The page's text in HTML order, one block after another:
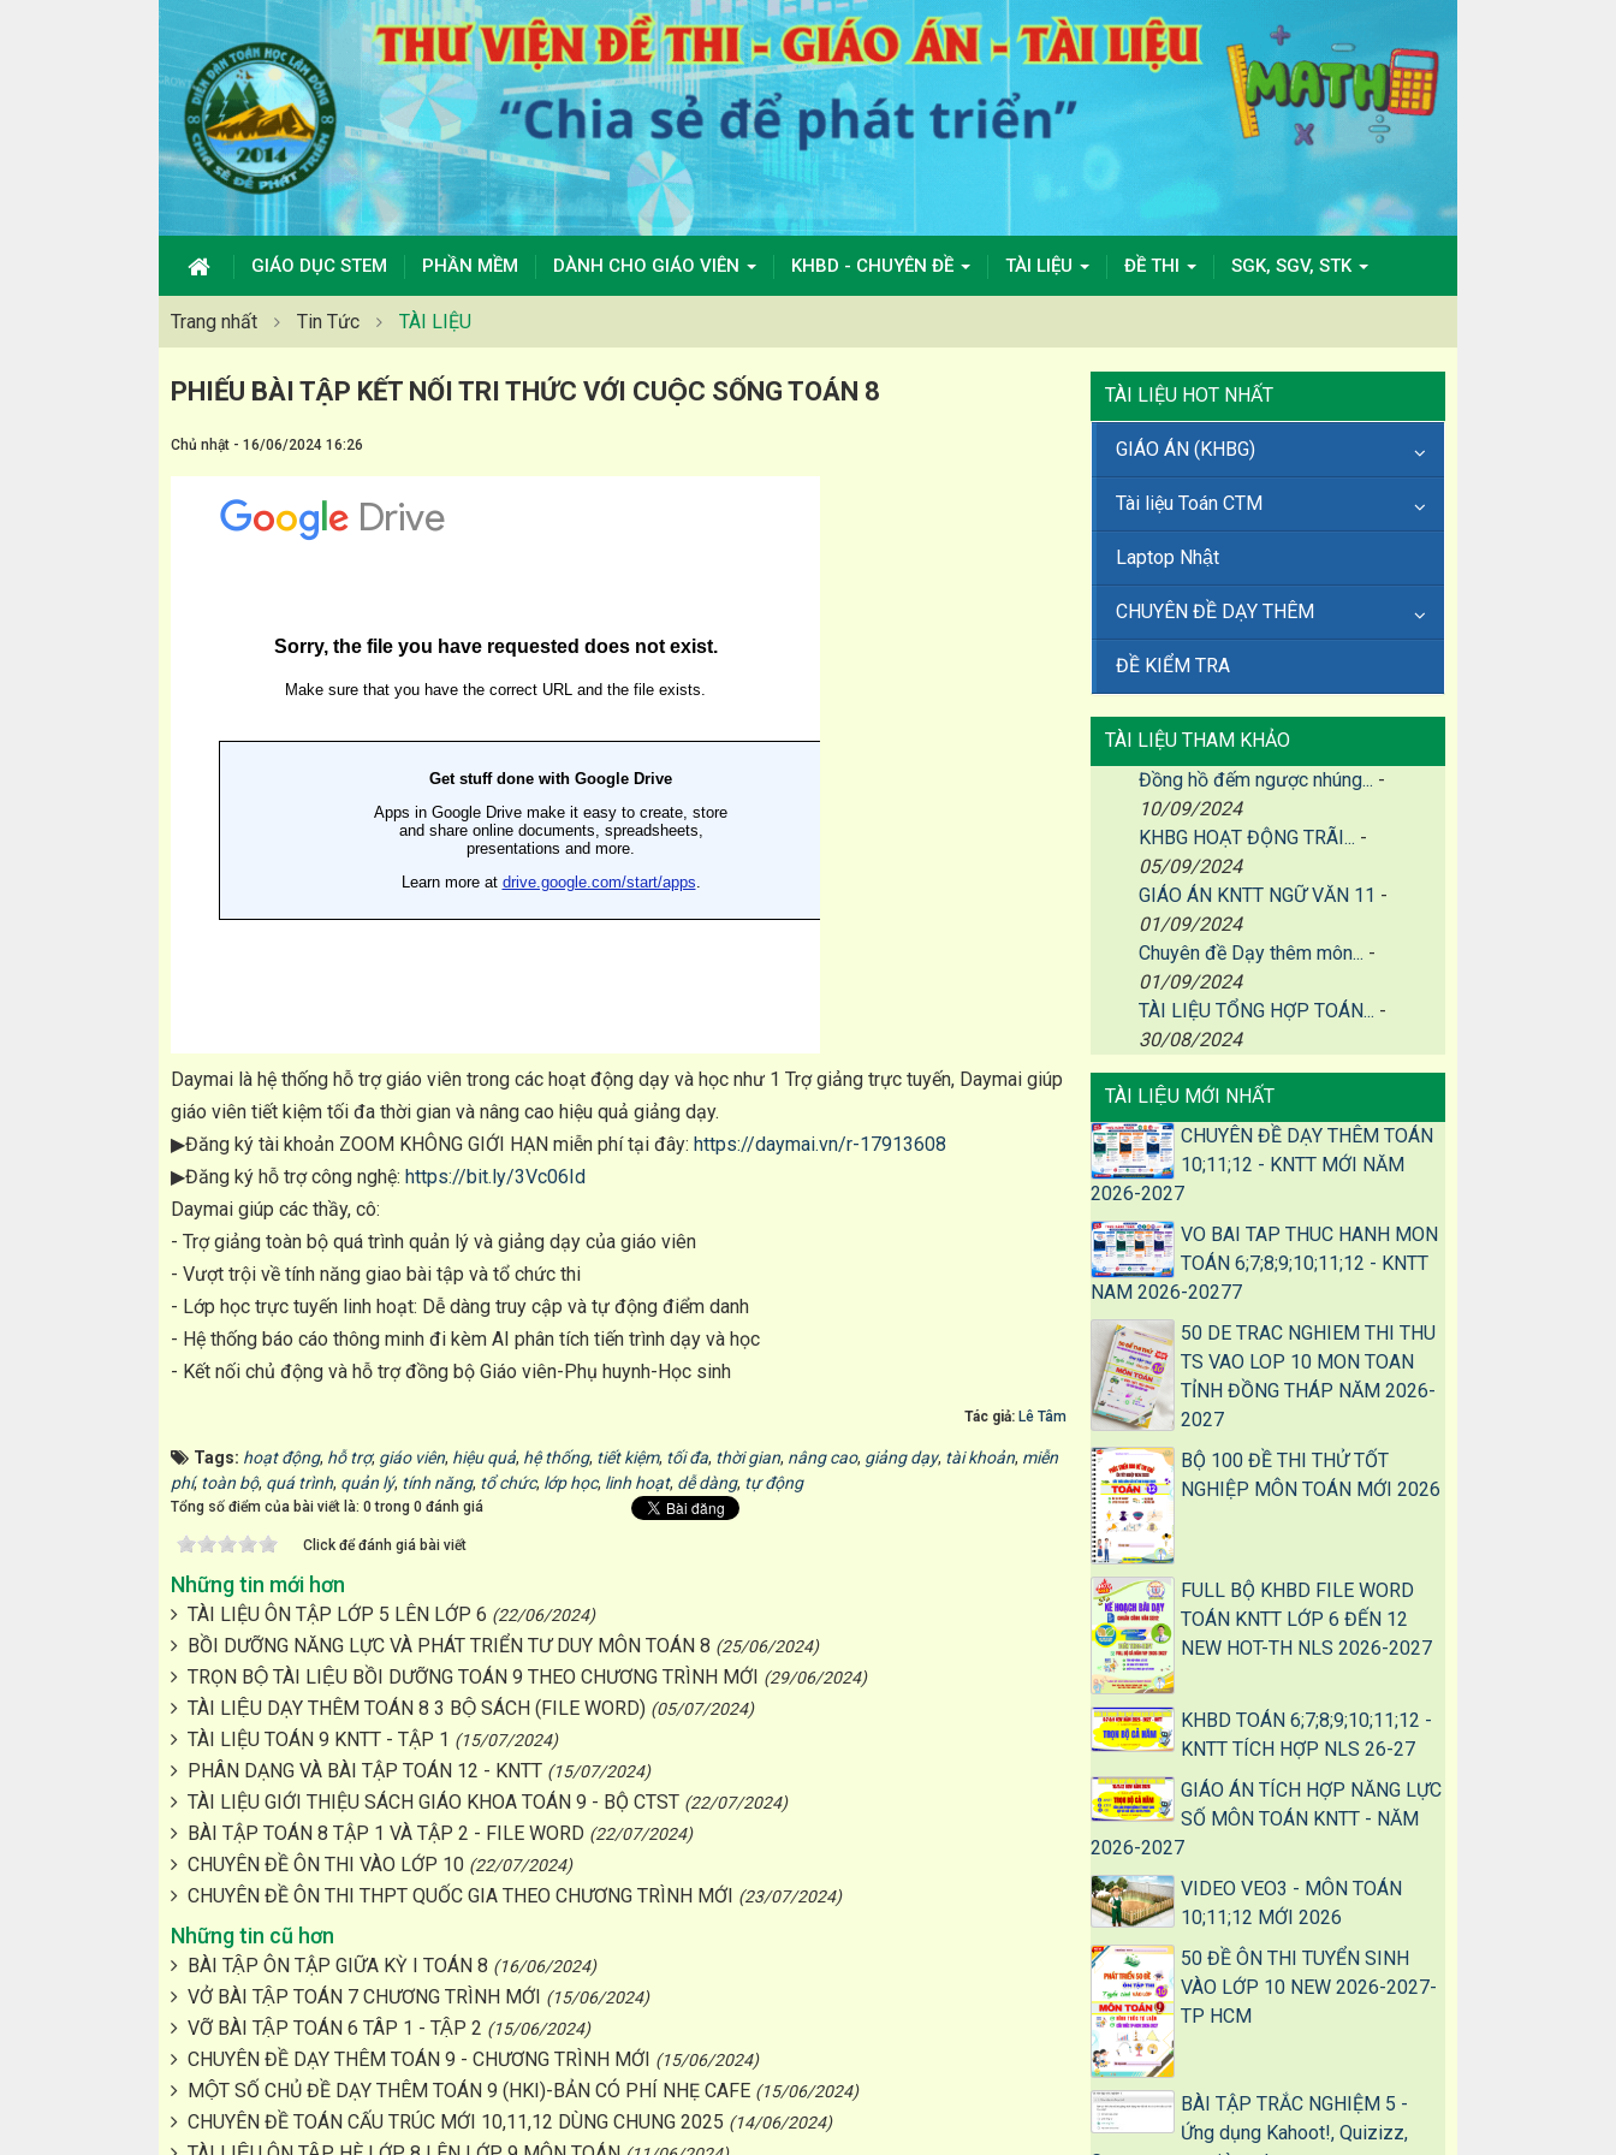
GIÁO DỤC STEM PHẦN MỀM DÀNH CHO GIÁO VIÊN KHBD - CHUYÊN ĐỀ TÀI LIỆU ĐỀ THI SGK, SGV, STK
Trang nhất Tin Tức TÀI LIỆU
PHIẾU BÀI TẬP KẾT NỐI TRI THỨC VỚI CUỘC SỐNG TOÁN 8
Chủ nhật - 16/06/2024 16:26
Daymai là hệ thống hỗ trợ giáo viên trong các hoạt động dạy và học như 1 Trợ giảng trực tuyến, Daymai giúp
giáo viên tiết kiệm tối đa thời gian và nâng cao hiệu quả giảng dạy.
▶Đăng ký tài khoản ZOOM KHÔNG GIỚI HẠN miễn phí tại đây: https://daymai.vn/r-17913608
▶Đăng ký hỗ trợ công nghệ: https://bit.ly/3Vc06Id
Daymai giúp các thầy, cô:
- Trợ giảng toàn bộ quá trình quản lý và giảng dạy của giáo viên
- Vượt trội về tính năng giao bài tập và tổ chức thi
- Lớp học trực tuyến linh hoạt: Dễ dàng truy cập và tự động điểm danh
- Hệ thống báo cáo thông minh đi kèm AI phân tích tiến trình dạy và học
- Kết nối chủ động và hỗ trợ đồng bộ Giáo viên-Phụ huynh-Học sinh
Tác giả: Lê Tâm
Tags: hoạt động, hỗ trợ, giáo viên, hiệu quả, hệ thống, tiết kiệm, tối đa, thời gian, nâng cao, giảng dạy, tài khoản, miễn
phí,toàn bộ, quá trình, quản lý, tính năng, tổ chức, lớp học, linh hoạt, dễ dàng, tự động
Tổng số điểm của bài viết là: 0 trong 0 đánh giá
Click để đánh giá bài viết
Những tin mới hơn
TÀI LIỆU ÔN TẬP LỚP 5 LÊN LỚP 6 (22/06/2024)
BỒI DƯỠNG NĂNG LỰC VÀ PHÁT TRIỂN TƯ DUY MÔN TOÁN 8 (25/06/2024)
TRỌN BỘ TÀI LIỆU BỒI DƯỠNG TOÁN 9 THEO CHƯƠNG TRÌNH MỚI (29/06/2024)
TÀI LIỆU DẠY THÊM TOÁN 8 3 BỘ SÁCH (FILE WORD) (05/07/2024)
TÀI LIỆU TOÁN 9 KNTT - TẬP 1 (15/07/2024)
PHÂN DẠNG VÀ BÀI TẬP TOÁN 12 - KNTT (15/07/2024)
TÀI LIỆU GIỚI THIỆU SÁCH GIÁO KHOA TOÁN 9 - BỘ CTST (22/07/2024)
BÀI TẬP TOÁN 8 TẬP 1 VÀ TẬP 2 - FILE WORD (22/07/2024)
CHUYÊN ĐỀ ÔN THI VÀO LỚP 10 (22/07/2024)
CHUYÊN ĐỀ ÔN THI THPT QUỐC GIA THEO CHƯƠNG TRÌNH MỚI (23/07/2024)
Những tin cũ hơn
BÀI TẬP ÔN TẬP GIỮA KỲ I TOÁN 8 (16/06/2024)
VỞ BÀI TẬP TOÁN 7 CHƯƠNG TRÌNH MỚI (15/06/2024)
VỠ BÀI TẬP TOÁN 6 TÂP 1 - TẬP 2 (15/06/2024)
CHUYÊN ĐỀ DẠY THÊM TOÁN 9 - CHƯƠNG TRÌNH MỚI (15/06/2024)
MỘT SỐ CHỦ ĐỀ DẠY THÊM TOÁN 9 (HKI)-BẢN CÓ PHÍ NHẸ CAFE (15/06/2024)
CHUYÊN ĐỀ TOÁN CẤU TRÚC MỚI 10,11,12 DÙNG CHUNG 2025 (14/06/2024)
TÀI LIỆU HOT NHẤT
GIÁO ÁN (KHBG)
Tài liệu Toán CTM
Laptop Nhật
CHUYÊN ĐỀ DẠY THÊM
ĐỀ KIỂM TRA
TÀI LIỆU THAM KHẢO
Đồng hồ đếm ngược nhúng... -
10/09/2024
KHBG HOẠT ĐỘNG TRÃI... -
05/09/2024
GIÁO ÁN KNTT NGỮ VĂN 11 -
01/09/2024
Chuyên đề Dạy thêm môn... -
01/09/2024
TÀI LIỆU TỔNG HỢP TOÁN... -
30/08/2024
TÀI LIỆU MỚI NHẤT
CHUYÊN ĐỀ DẠY THÊM TOÁN
10;11;12 - KNTT MỚI NĂM
2026-2027
VO BAI TAP THUC HANH MON
TOÁN 6;7;8;9;10;11;12 - KNTT
NAM 2026-20277
50 DE TRAC NGHIEM THI THU
TS VAO LOP 10 MON TOAN
TỈNH ĐỒNG THÁP NĂM 2026-
2027
BỘ 100 ĐỀ THI THỬ TỐT
NGHIỆP MÔN TOÁN MỚI 2026
FULL BỘ KHBD FILE WORD
TOÁN KNTT LỚP 6 ĐẾN 12
NEW HOT-TH NLS 2026-2027
KHBD TOÁN 6;7;8;9;10;11;12 -
KNTT TÍCH HỢP NLS 26-27
GIÁO ÁN TÍCH HỢP NĂNG LỰC
SỐ MÔN TOÁN KNTT - NĂM
2026-2027
VIDEO VEO3 - MÔN TOÁN
10;11;12 MỚI 2026
50 ĐỀ ÔN THI TUYỂN SINH
VÀO LỚP 10 NEW 2026-2027-
TP HCM
BÀI TẬP TRẮC NGHIỆM 5 -
Ứng dụng Kahoot!, Quizizz,